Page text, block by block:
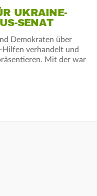
UKRAINE-
SENAT
Demokraten über
Hilfen verhandelt und
Mit der war